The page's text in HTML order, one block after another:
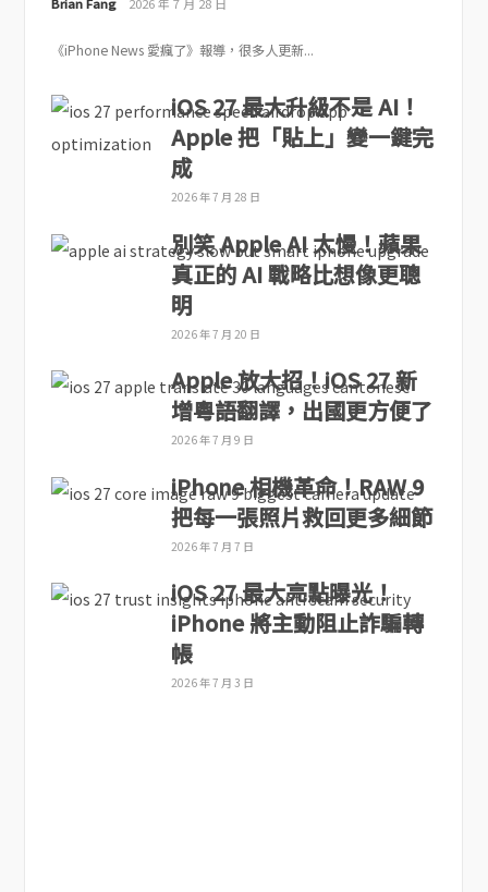
《iPhone News 愛瘋了》報導，很多人更新...
iOS 27 最大升級不是 AI！
Apple 把「貼上」變一鍵完
成
2026 年 7 月 28 日
別笑 Apple AI 太慢！蘋果
真正的 AI 戰略比想像更聰
明
2026 年 7 月 20 日
Apple 放大招！iOS 27 新
增粵語翻譯，出國更方便了
2026 年 7 月 9 日
iPhone 相機革命！RAW 9
把每一張照片救回更多細節
2026 年 7 月 7 日
iOS 27 最大亮點曝光！
iPhone 將主動阻止詐騙轉
帳
2026 年 7 月 3 日